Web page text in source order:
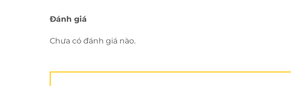
Đánh giá
Chưa có đánh giá nào.